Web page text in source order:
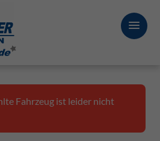
Fahrzeug ist leider nicht